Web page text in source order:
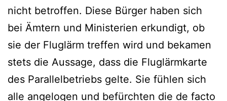
nicht betroffen. Diese Bürger haben sich
bei Ämtern und Ministerien erkundigt, ob
sie der Fluglärm treffen wird und bekamen
stets die Aussage, dass die Fluglärmkarte
des Parallelbetriebs gelte. Sie fühlen sich
alle angelogen und befürchten die de facto